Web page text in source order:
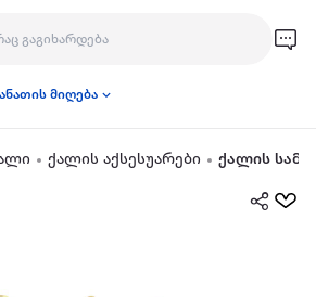
მიღება
ქალის აქსესუარები ქალის